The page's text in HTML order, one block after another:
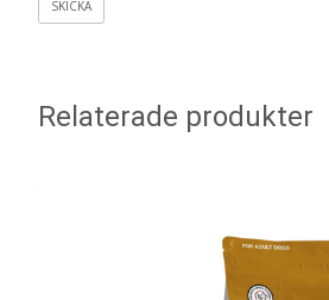
Relaterade produkter